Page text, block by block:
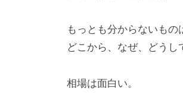
もっとも分からないもの
どこから、なぜ、どうし
相場は面白い。